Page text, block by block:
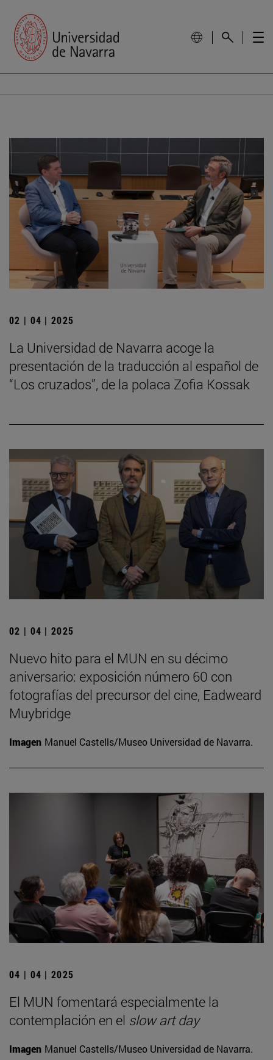
02 | 04 | 2025
La Universidad de Navarra acoge la
presentación de la traducción al español de
“Los cruzados”, de la polaca Zofia Kossak
02 | 04 | 2025
Nuevo hito para el MUN en su décimo
aniversario: exposición número 60 con
fotografías del precursor del cine, Eadweard
Muybridge
Imagen Manuel Castells/Museo Universidad de Navarra.
04 | 04 | 2025
El MUN fomentará especialmente la
contemplación en el slow art day
Imagen Manuel Castells/Museo Universidad de Navarra.